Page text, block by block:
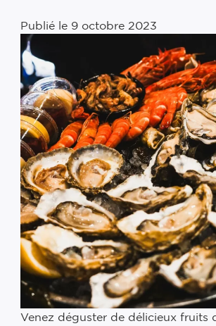
Publié le 9 octobre 2023
Venez déguster de délicieux fruits